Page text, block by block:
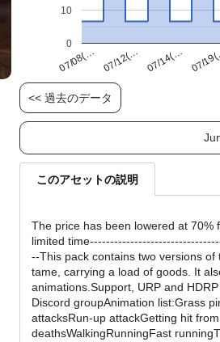
07/08(… 07/12(… 07/14(… 07/
0
10
<< 過去のデータ
このアセットの説明
The price has been lowered at 70%
limited
--This pack contains two versions of
tame, carrying a load of goods. It
animations.Support, URP and
Discord groupAnimation list:Grass
attacksRun-up attackGetting hit
deathsWalkingRunningFast